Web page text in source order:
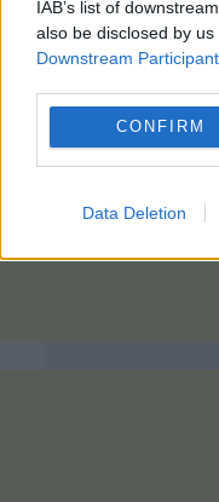
IAB’s list of
also be disclosed by
Downstream
CONFIRM
Data Deletion